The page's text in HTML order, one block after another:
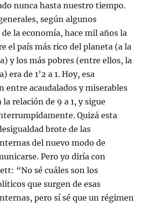
nunca hasta nuestro tiempo.
según algunos
la economía, hace mil años la
el país más rico del planeta (a la
y los más pobres (entre ellos, la
era de 1’2 a 1. Hoy, esa
entre acaudalados y miserables
la relación de 9 a 1, y sigue
Quizá esta
brote de las
del nuevo modo de
Pero yo diría con
“No sé cuáles son los
que surgen de esas
pero sí sé que un régimen